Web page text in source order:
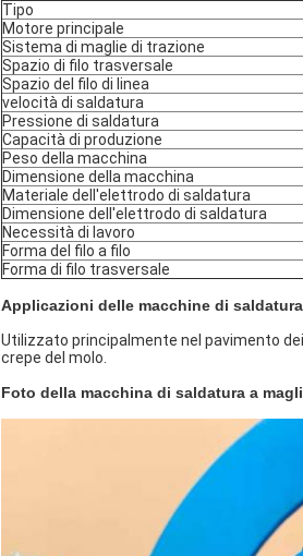
Tipo
Motore principale
Sistema di maglie di trazione
Spazio di filo trasversale
Spazio del filo di linea
velocità di saldatura
Pressione di saldatura
Capacità di produzione
Peso della macchina
Dimensione della macchina
Materiale dell'elettrodo di saldatura
Dimensione dell'elettrodo di saldatura
Necessità di lavoro
Forma del filo a filo
Forma di filo trasversale
Applicazioni delle macchine di
Utilizzato principalmente nel pavimento
crepe del molo.
Foto della macchina di saldatura a